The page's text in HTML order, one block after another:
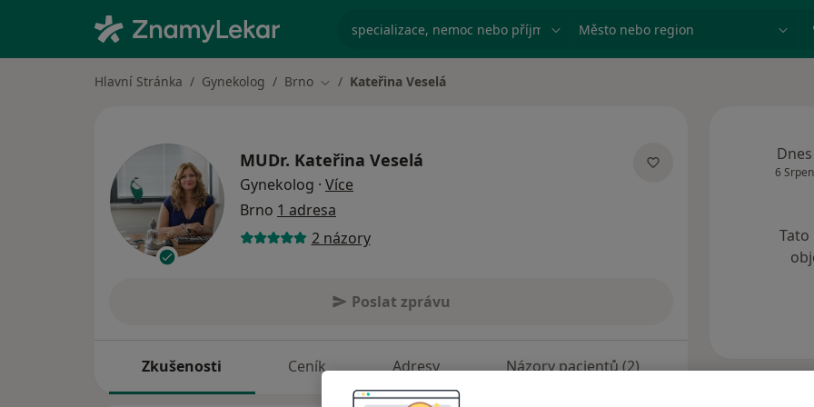
specializace, nemoc nebo příjmení Město nebo region
Hlavní Stránka Gynekolog Brno Změna města
Kateřina Veselá
MUDr. Kateřina Veselá
Gynekolog · Více
Brno 1 adresa
2 názory
Poslat zprávu
Zkušenosti Ceník Adresy Názory pacientů (2)
Dnes
6 Srpen